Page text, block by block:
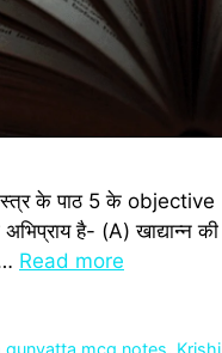
के पाठ 5 के objective
है- (A) खाद्यान्न की
Read more